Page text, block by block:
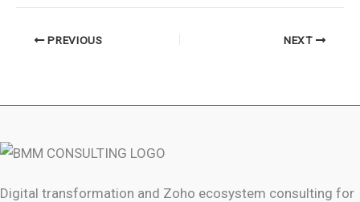
PREVIOUS NEXT
Digital transformation and Zoho ecosystem consulting for